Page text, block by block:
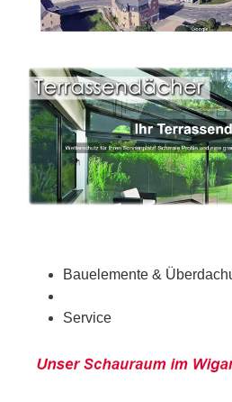
Bauelemente &
Service